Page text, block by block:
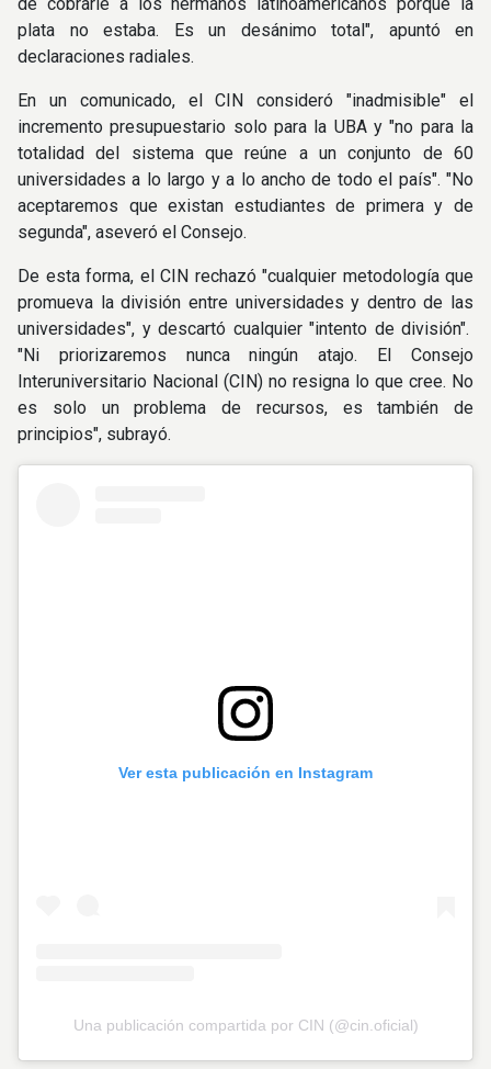
plata no estaba. Es un desánimo total", apuntó en
declaraciones radiales.
En un comunicado, el CIN consideró "inadmisible" el
incremento presupuestario solo para la UBA y "no para la
totalidad del sistema que reúne a un conjunto de 60
universidades a lo largo y a lo ancho de todo el país". "No
aceptaremos que existan estudiantes de primera y de
segunda", aseveró el Consejo.
De esta forma, el CIN rechazó "cualquier metodología que
promueva la división entre universidades y dentro de las
universidades", y descartó cualquier "intento de división".
"Ni priorizaremos nunca ningún atajo. El Consejo
Interuniversitario Nacional (CIN) no resigna lo que cree. No
es solo un problema de recursos, es también de
principios", subrayó.
Ver esta publicación en Instagram
Una publicación compartida por CIN (@cin.oficial)